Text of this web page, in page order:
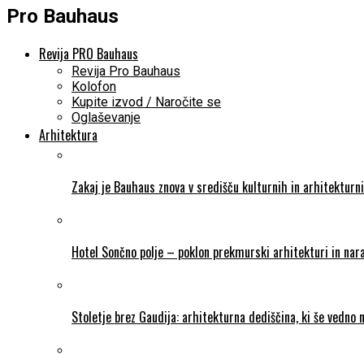
Pro Bauhaus
Revija PRO Bauhaus
Revija Pro Bauhaus
Kolofon
Kupite izvod / Naročite se
Oglaševanje
Arhitektura
Zakaj je Bauhaus znova v središču kulturnih in
Hotel Sončno polje – poklon prekmurski arhitekturi in
Stoletje brez Gaudija: arhitekturna dediščina, ki še vedno